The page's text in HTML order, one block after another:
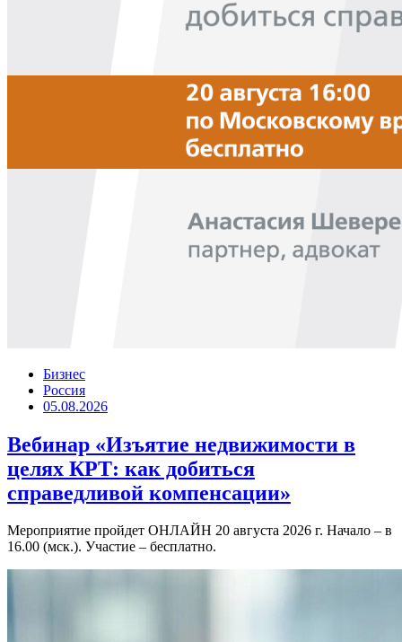
Бизнес
Россия
05.08.2026
Вебинар «Изъятие недвижимости в
целях КРТ: как добиться
справедливой компенсации»
Мероприятие пройдет ОНЛАЙН 20 августа 2026 г. Начало – в
16.00 (мск.). Участие – бесплатно.